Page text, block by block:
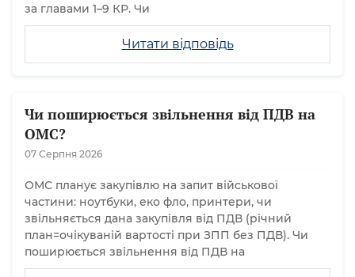
Читати відповідь
за главами 1–9 КР. Чи
Чи поширюється звільнення від ПДВ на
ОМС?
07 Серпня 2026
ОМС планує закупівлю на запит військової
частини: ноутбуки, еко фло, принтери, чи
звільняється дана закупівля від ПДВ (річний
план=очікуваній вартості при ЗПП без ПДВ). Чи
поширюється звільнення від ПДВ на